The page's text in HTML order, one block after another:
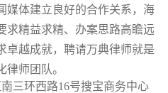
媒体建立良好的合作关系，海
求精益求精、办案思路高瞻远
卓越成就，聘请万典律师就是
师团队。
三环西路16号搜宝商务中心